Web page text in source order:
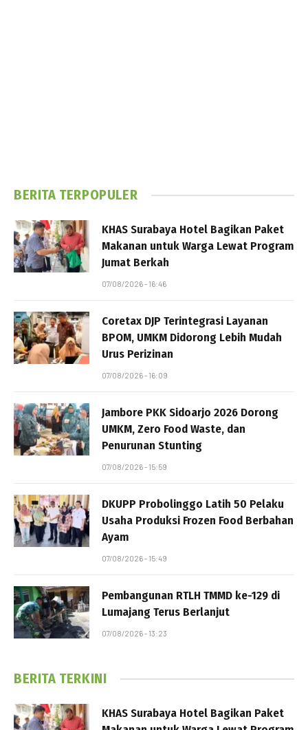
BERITA TERPOPULER
KHAS Surabaya Hotel Bagikan Paket
Makanan untuk Warga Lewat Program
Jumat Berkah
07/08/2026 - 16:46
Coretax DJP Terintegrasi Layanan
BPOM, UMKM Didorong Lebih Mudah
Urus Perizinan
07/08/2026 - 16:09
Jambore PKK Sidoarjo 2026 Dorong
UMKM, Zero Food Waste, dan
Penurunan Stunting
07/08/2026 - 15:59
DKUPP Probolinggo Latih 50 Pelaku
Usaha Produksi Frozen Food Berbahan
Ayam
07/08/2026 - 15:49
Pembangunan RTLH TMMD ke-129 di
Lumajang Terus Berlanjut
07/08/2026 - 13:23
BERITA TERKINI
KHAS Surabaya Hotel Bagikan Paket